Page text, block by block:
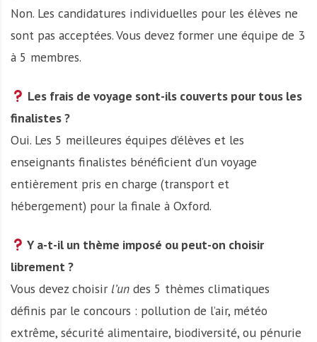
Non. Les candidatures individuelles pour les élèves ne
sont pas acceptées. Vous devez former une équipe de 3
à 5 membres.
Les frais de voyage sont-ils couverts pour tous les
finalistes ?
Oui. Les 5 meilleures équipes d’élèves et les
enseignants finalistes bénéficient d’un voyage
entièrement pris en charge (transport et
hébergement) pour la finale à Oxford.
Y a-t-il un thème imposé ou peut-on choisir
librement ?
Vous devez choisir l’un des 5 thèmes climatiques
définis par le concours : pollution de l’air, météo
extrême, sécurité alimentaire, biodiversité, ou pénurie